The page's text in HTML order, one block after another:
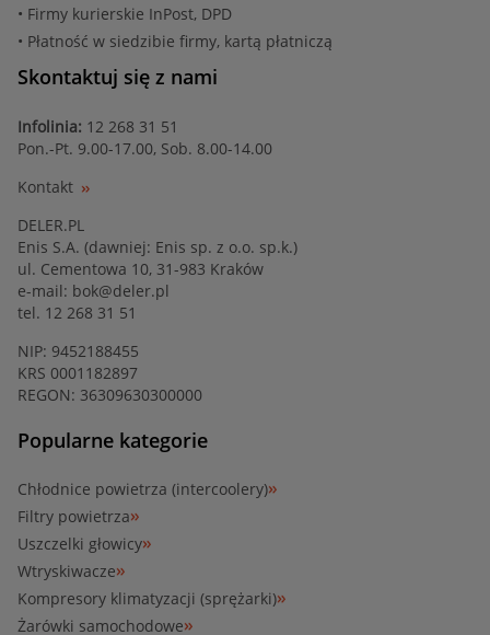
• Firmy kurierskie InPost, DPD
• Płatność w siedzibie firmy, kartą płatniczą
Skontaktuj się z nami
Infolinia: 12 268 31 51
Pon.-Pt. 9.00-17.00, Sob. 8.00-14.00
Kontakt
DELER.PL
Enis S.A. (dawniej: Enis sp. z o.o. sp.k.)
ul. Cementowa 10, 31-983 Kraków
e-mail: bok@deler.pl
tel. 12 268 31 51
NIP: 9452188455
KRS 0001182897
REGON: 36309630300000
Popularne kategorie
Chłodnice powietrza (intercoolery)
Filtry powietrza
Uszczelki głowicy
Wtryskiwacze
Kompresory klimatyzacji (sprężarki)
Żarówki samochodowe